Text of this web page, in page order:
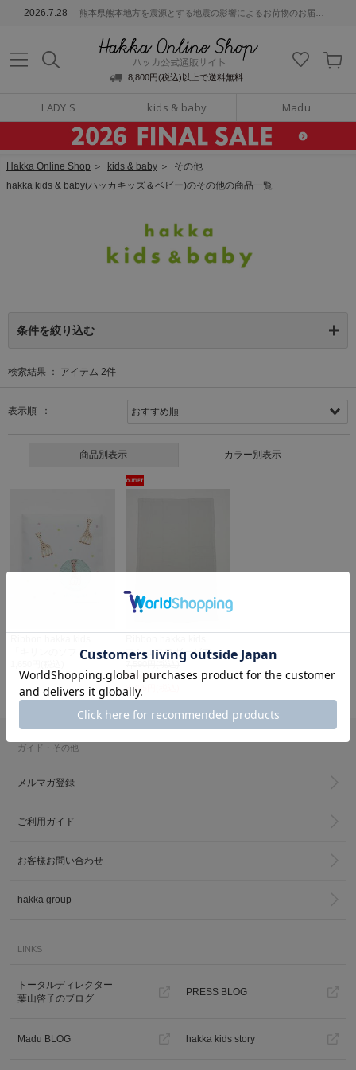
2026.7.28 熊本県熊本地方を震源とする地震の影響によるお荷物のお届けについて
8,800円(税込)以上で送料無料
LADY'S kids & baby Madu
通販サイト
Hakka Online Shop ＞ kids & baby ＞ その他
hakka kids & baby(ハッカキッズ＆ベビー)のその他の商品一覧
条件を絞り込む
検索結果 ： アイテム 2件
表示順 ：
商品別表示 カラー別表示
「キリンのソフィー」今治タオルハンカチ
マシュマロガーゼフリークロス
7,590円(税込)
50%OFF
3,795円(税込)
ガイド・その他
メルマガ登録
ご利用ガイド
お客様お問い合わせ
hakka group
LINKS
トータルディレクター
葉山啓子のブログ
PRESS BLOG
Madu BLOG hakka kids story